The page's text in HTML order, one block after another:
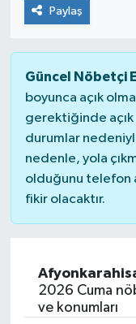
Paylaş
Güncel Nöbetçi
boyunca açık
gerektiğinde
durumlar
nedenle, yola
olduğunu telefon
fikir olacaktır.
2026 Cuma
ve konumları